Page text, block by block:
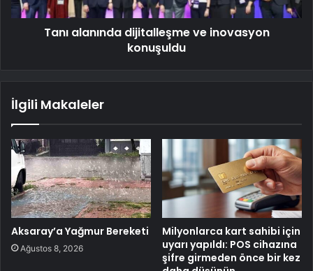
Tanı alanında dijitalleşme ve inovasyon
konuşuldu
İlgili Makaleler
Aksaray’a Yağmur Bereketi
Ağustos 8, 2026
Milyonlarca kart sahibi için
uyarı yapıldı: POS cihazına
şifre girmeden önce bir kez